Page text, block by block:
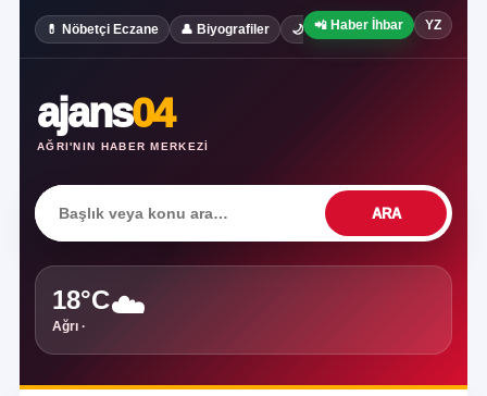
💊 Nöbetçi Eczane 👤 Biyografiler 🌙 Rüya Tabirleri ✍️ Köşe
📲 Haber İhbar YZ
ajans04
AĞRI'NIN HABER MERKEZI
ARA
18°C
Ağrı ·
☁️